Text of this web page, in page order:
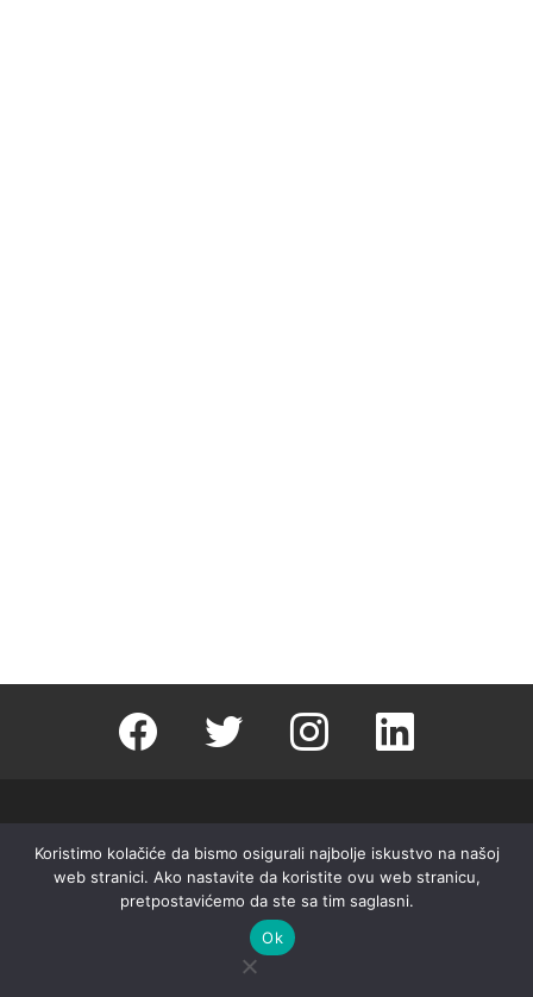
Facebook Twitter instagram linkedin
sajtu se mogu deliti putem društvenih mreža (sa linkom do adrese
sajta kao izvora i uz potpisivanje autora fotografija). Nije dozvoljeno
deljenje tekstova u drugim elektronskim i štampanim medijima.
Koristimo kolačiće da bismo osigurali najbolje iskustvo na našoj
web stranici. Ako nastavite da koristite ovu web stranicu,
pretpostavićemo da ste sa tim saglasni.
Ok